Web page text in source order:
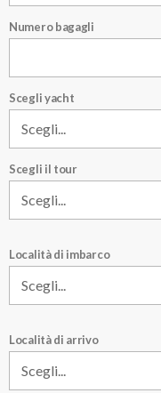
Numero bagagli
Scegli yacht
Scegli il tour
Località di imbarco
Località di arrivo